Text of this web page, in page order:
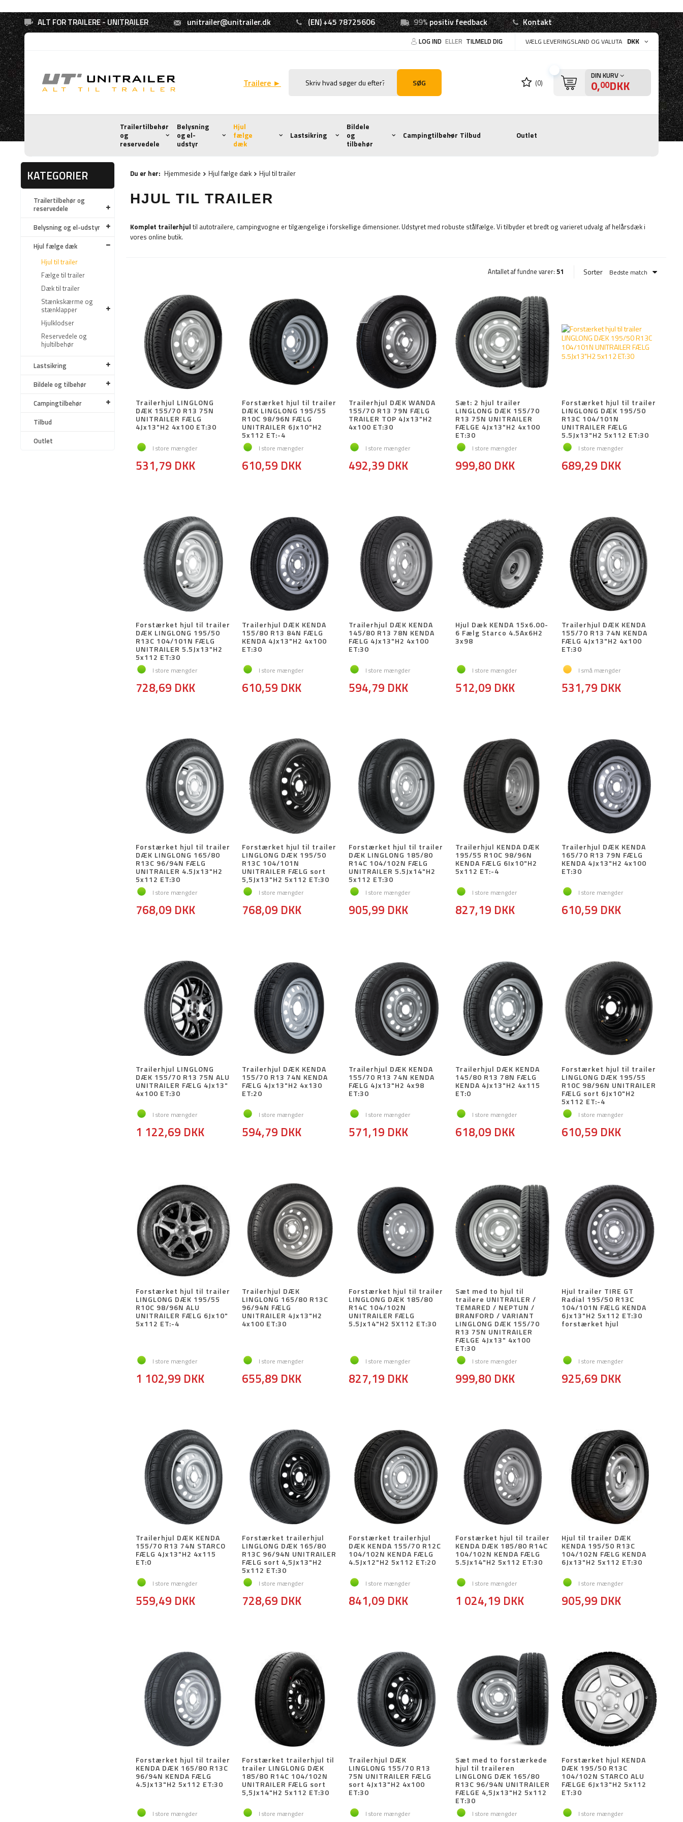
ALT FOR TRAILERE - UNITRAILER unitrailer@unitrailer.dk (EN) +45 78725606 99%positiv feedback Kontakt
LOG IND ELLER TILMELD DIG VÆLG LEVERINGSLAND OG VALUTA DKK
Trailere ► SØG (0)
DIN KURV
0,00DKK
Trailertilbehør
og
reservedele
Belysning
og el-
udstyr
Hjul
fælge
dæk
Lastsikring
Bildele
og
tilbehør
Campingtilbehør Tilbud Outlet
KATEGORIER
Trailertilbehør og
reservedele
Belysning og el-udstyr
Hjul fælge dæk
Hjul til trailer
Fælge til trailer
Dæk til trailer
Stænkskærme og
stænklapper
Hjulklodser
Reservedele og
hjultilbehør
Lastsikring
Bildele og tilbehør
Campingtilbehør
Tilbud
Outlet
Du er her: Hjemmeside Hjul fælge dæk Hjul til trailer
HJUL TIL TRAILER
Komplet trailerhjul til autotrailere, campingvogne er tilgængelige i forskellige dimensioner. Udstyret med robuste stålfælge. Vi tilbyder et bredt og varieret udvalg af helårsdæk i
vores online butik.
Antallet af fundne varer:51 Sorter Bedste match
Trailerhjul LINGLONG
DÆK 155/70 R13 75N
UNITRAILER FÆLG
4Jx13"H2 4x100 ET:30
I store mængder
531,79 DKK
Forstærket hjul til trailer
DÆK LINGLONG 195/55
R10C 98/96N FÆLG
UNITRAILER 6Jx10"H2
5x112 ET:-4
I store mængder
610,59 DKK
Trailerhjul DÆK WANDA
155/70 R13 79N FÆLG
TRAILER TOP 4Jx13"H2
4x100 ET:30
I store mængder
492,39 DKK
Sæt: 2 hjul trailer
LINGLONG DÆK 155/70
R13 75N UNITRAILER
FÆLGE 4Jx13"H2 4x100
ET:30
I store mængder
999,80 DKK
Forstærket hjul til trailer
LINGLONG DÆK 195/50
R13C 104/101N
UNITRAILER FÆLG
5.5Jx13"H2 5x112 ET:30
I store mængder
689,29 DKK
Forstærket hjul til trailer
DÆK LINGLONG 195/50
R13C 104/101N FÆLG
UNITRAILER 5.5Jx13"H2
5x112 ET:30
I store mængder
728,69 DKK
Trailerhjul DÆK KENDA
155/80 R13 84N FÆLG
KENDA 4Jx13"H2 4x100
ET:30
I store mængder
610,59 DKK
Trailerhjul DÆK KENDA
145/80 R13 78N KENDA
FÆLG 4Jx13"H2 4x100
ET:30
I store mængder
594,79 DKK
Hjul Dæk KENDA 15x6.00-
6 Fælg Starco 4.5Ax6H2
3x98
I store mængder
512,09 DKK
Trailerhjul DÆK KENDA
155/70 R13 74N KENDA
FÆLG 4Jx13"H2 4x100
ET:30
I små mængder
531,79 DKK
Forstærket hjul til trailer
DÆK LINGLONG 165/80
R13C 96/94N FÆLG
UNITRAILER 4.5Jx13"H2
5x112 ET:30
I store mængder
768,09 DKK
Forstærket hjul til trailer
LINGLONG DÆK 195/50
R13C 104/101N
UNITRAILER FÆLG sort
5,5Jx13"H2 5x112 ET:30
I store mængder
768,09 DKK
Forstærket hjul til trailer
DÆK LINGLONG 185/80
R14C 104/102N FÆLG
UNITRAILER 5.5Jx14"H2
5x112 ET:30
I store mængder
905,99 DKK
Trailerhjul KENDA DÆK
195/55 R10C 98/96N
KENDA FÆLG 6Ix10"H2
5x112 ET:-4
I store mængder
827,19 DKK
Trailerhjul DÆK KENDA
165/70 R13 79N FÆLG
KENDA 4Jx13"H2 4x100
ET:30
I store mængder
610,59 DKK
Trailerhjul LINGLONG
DÆK 155/70 R13 75N ALU
UNITRAILER FÆLG 4Jx13"
4x100 ET:30
I store mængder
1 122,69 DKK
Trailerhjul DÆK KENDA
155/70 R13 74N KENDA
FÆLG 4Jx13"H2 4x130
ET:20
I store mængder
594,79 DKK
Trailerhjul DÆK KENDA
155/70 R13 74N KENDA
FÆLG 4Jx13"H2 4x98
ET:30
I store mængder
571,19 DKK
Trailerhjul DÆK KENDA
145/80 R13 78N FÆLG
KENDA 4Jx13"H2 4x115
ET:0
I store mængder
618,09 DKK
Forstærket hjul til trailer
LINGLONG DÆK 195/55
R10C 98/96N UNITRAILER
FÆLG sort 6Jx10"H2
5x112 ET:-4
I store mængder
610,59 DKK
Forstærket hjul til trailer
LINGLONG DÆK 195/55
R10C 98/96N ALU
UNITRAILER FÆLG 6Jx10"
5x112 ET:-4
I store mængder
1 102,99 DKK
Trailerhjul DÆK
LINGLONG 165/80 R13C
96/94N FÆLG
UNITRAILER 4Jx13"H2
4x100 ET:30
I store mængder
655,89 DKK
Forstærket hjul til trailer
LINGLONG DÆK 185/80
R14C 104/102N
UNITRAILER FÆLG
5.5Jx14"H2 5X112 ET:30
I store mængder
827,19 DKK
Sæt med to hjul til
trailere UNITRAILER /
TEMARED / NEPTUN /
BRANFORD / VARIANT
LINGLONG DÆK 155/70
R13 75N UNITRAILER
FÆLGE 4Jx13" 4x100
ET:30
I store mængder
999,80 DKK
Hjul trailer TIRE GT
Radial 195/50 R13C
104/101N FÆLG KENDA
6Jx13"H2 5x112 ET:30
forstærket hjul
I store mængder
925,69 DKK
Trailerhjul DÆK KENDA
155/70 R13 74N STARCO
FÆLG 4Jx13"H2 4x115
ET:0
I store mængder
559,49 DKK
Forstærket trailerhjul
LINGLONG DÆK 165/80
R13C 96/94N UNITRAILER
FÆLG sort 4,5Jx13"H2
5x112 ET:30
I store mængder
728,69 DKK
Forstærket trailerhjul
DÆK KENDA 155/70 R12C
104/102N KENDA FÆLG
4.5Jx12"H2 5x112 ET:20
I store mængder
841,09 DKK
Forstærket hjul til trailer
KENDA DÆK 185/80 R14C
104/102N KENDA FÆLG
5.5Jx14"H2 5x112 ET:30
I store mængder
1 024,19 DKK
Hjul til trailer DÆK
KENDA 195/50 R13C
104/102N FÆLG KENDA
6Jx13"H2 5x112 ET:30
I store mængder
905,99 DKK
Forstærket hjul til trailer
KENDA DÆK 165/80 R13C
96/94N KENDA FÆLG
4.5Jx13"H2 5x112 ET:30
I store mængder
Forstærket trailerhjul til
trailer LINGLONG DÆK
185/80 R14C 104/102N
UNITRAILER FÆLG sort
5,5Jx14"H2 5x112 ET:30
I store mængder
Trailerhjul DÆK
LINGLONG 155/70 R13
75N UNITRAILER FÆLG
sort 4Jx13"H2 4x100
ET:30
I store mængder
Sæt med to forstærkede
hjul til traileren
LINGLONG DÆK 165/80
R13C 96/94N UNITRAILER
FÆLGE 4,5Jx13"H2 5x112
ET:30
I store mængder
Forstærket hjul KENDA
DÆK 195/50 R13C
104/102N STARCO ALU
FÆLGE 6Jx13"H2 5x112
ET:30
I store mængder